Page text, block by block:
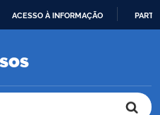
O
ACESSO À INFORMAÇÃO